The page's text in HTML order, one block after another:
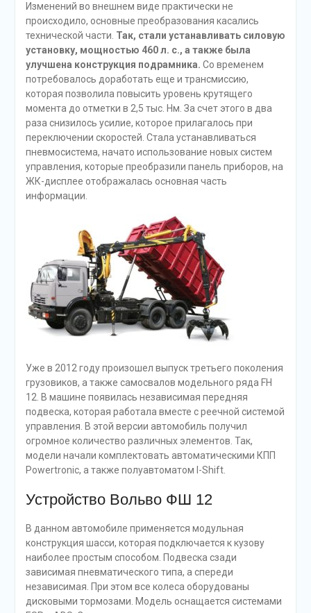
Изменений во внешнем виде практически не
происходило, основные преобразования касались
технической части. Так, стали устанавливать силовую
установку, мощностью 460 л. с., а также была
улучшена конструкция подрамника. Со временем
потребовалось доработать еще и трансмиссию,
которая позволила повысить уровень крутящего
момента до отметки в 2,5 тыс. Нм. За счет этого в два
раза снизилось усилие, которое прилагалось при
переключении скоростей. Стала устанавливаться
пневмосистема, начато использование новых систем
управления, которые преобразили панель приборов, на
ЖК-дисплее отображалась основная часть
информации.
Уже в 2012 году произошел выпуск третьего поколения
грузовиков, а также самосвалов модельного ряда FH
12. В машине появилась независимая передняя
подвеска, которая работала вместе с реечной системой
управления. В этой версии автомобиль получил
огромное количество различных элементов. Так,
модели начали комплектовать автоматическими КПП
Powertronic, а также полуавтоматом I-Shift.
Устройство Вольво ФШ 12
В данном автомобиле применяется модульная
конструкция шасси, которая подключается к кузову
наиболее простым способом. Подвеска сзади
зависимая пневматического типа, а спереди
независимая. При этом все колеса оборудованы
дисковыми тормозами. Модель оснащается системами